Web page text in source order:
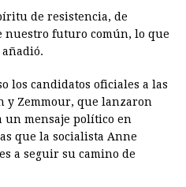
de resistencia, de
nuestro futuro común, lo que
los candidatos oficiales a las
y Zemmour, que lanzaron
un mensaje político en
que la socialista Anne
a seguir su camino de